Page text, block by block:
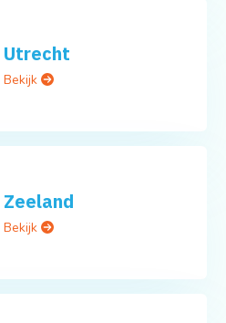
Utrecht
Bekijk
Zeeland
Bekijk